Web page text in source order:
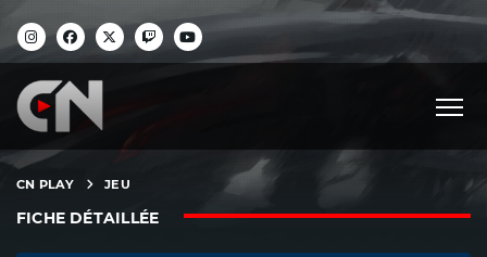
CN PLAY JEU
FICHE DÉTAILLÉE